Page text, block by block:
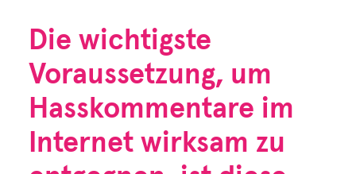
Die wichtigste
Voraussetzung, um
Hasskommentare im
Internet wirksam zu